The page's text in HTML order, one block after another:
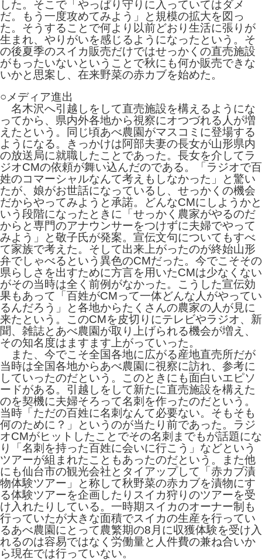
した。そこで「やっぱり守りに入っていてはダメ
だ。もう一度攻めてみよう」と規模の拡大を図っ
た。そうすることで何より以前どおり生活に張りが
生まれ、やりがいを感じるようになったという。そ
の後夏季のスイカ販売だけではせっかくの直売施設
がもったいないということで秋にも何か販売できな
いかと思案し、在来野菜の赤カブを始めた。
○メディア進出
名木沢へ引越しをして直売施設を構えるようにな
ってから、県内外各地から視察にオつづれる人が増
えたという。同じ頃あべ農園がマスコミに登場する
ようになる。きっかけは阿部夫妻の長女が山形県内
の放送局に就職したことであった。長女を介してラ
ジオCMの依頼が舞い込んだのである。「ラジオで百
姓のコマーシャルなんて考えもしなかった」と驚い
たが、娘がお世話になっているし、せっかくの機会
だからやってみようと承諾。どんなCMにしようかと
いう段階になったときに「せっかく農家がやるのだ
からと専門のアナウンサーをつけずに夫婦でやって
みよう」と敬子氏が発案。宣伝文句についてもすべ
て家族で考えた。そして出来上がったのが終始山形
弁でしゃべるという異色のCMだった。今でこそその
県らしさを出すために方言を用いたCMは少なくない
がその当時は全く前例がなかった。こうした宣伝効
果もあって「百姓がCMって一体どんな人がやってい
るんだろう」と各地からたくさんの農家の人が見に
来たという。このCMを皮切りにテレビやラジオ、新
聞、雑誌とあべ農園が取り上げられる機会が増え、
その知名度はますます上がっていった。
また、今でこそ全国各地に広がる産地直売所だが
当時は全国各地からあべ農園に視察に訪れ、参考に
していったのだという。このときにも面白いエピソ
ードがある。引越しをして新たに直売施設を構えた
のを契機に夫婦そろって名刺を作ったのだという。
当時「ただの百姓に名刺なんて必要ない。そもそも
何のために？」というのが当たり前であった。ラジ
オCMがヒットしたことでその名刺までもが話題にな
り「名刺を持った百姓に会いに行こう」などという
ツアーが組まれたこともあったのだという。また他
にも仙台市の観光会社とタイアップして「赤カブ漬
物体験ツアー」と称して秋野菜の赤カブを漬物にす
る体験ツアーを企画したりスイカ狩りのツアーを受
け入れたりしている。一時期スイカのオーナー制も
行っていたが大きな面積でスイカの生産を行ってい
るあべ農園にとって農繁期の8月に収獲体験を受け入
れるのは容易ではなく労働量と人件費の兼ね合いか
ら現在では行っていない。